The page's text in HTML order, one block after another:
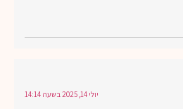
יולי 14, 2025 בשעה 14:14